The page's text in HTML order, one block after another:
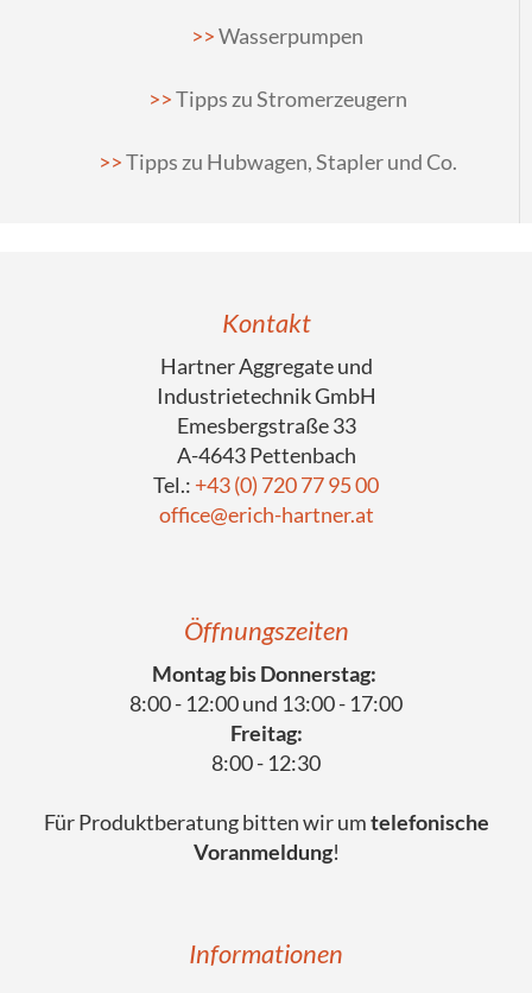
Wasserpumpen
Tipps zu Stromerzeugern
Tipps zu Hubwagen, Stapler und Co.
Kontakt
Hartner Aggregate und
Industrietechnik GmbH
Emesbergstraße 33
A-4643 Pettenbach
Tel.: +43 (0) 720 77 95 00
office@erich-hartner.at
Öffnungszeiten
Montag bis Donnerstag:
8:00 - 12:00 und 13:00 - 17:00
Freitag:
8:00 - 12:30
Für Produktberatung bitten wir umtelefonische
Voranmeldung!
Informationen